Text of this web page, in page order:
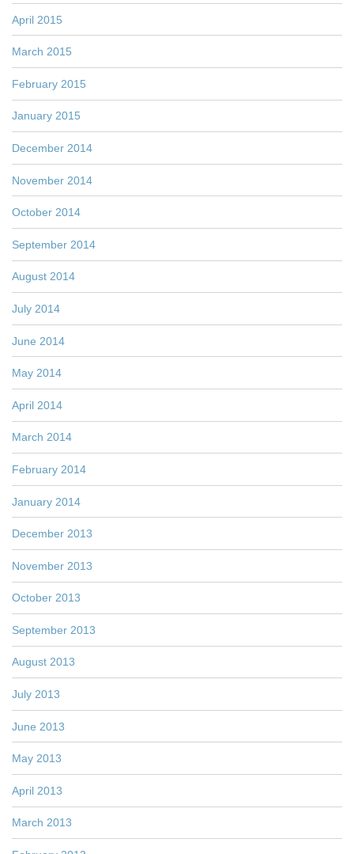
April 2015
March 2015
February 2015
January 2015
December 2014
November 2014
October 2014
September 2014
August 2014
July 2014
June 2014
May 2014
April 2014
March 2014
February 2014
January 2014
December 2013
November 2013
October 2013
September 2013
August 2013
July 2013
June 2013
May 2013
April 2013
March 2013